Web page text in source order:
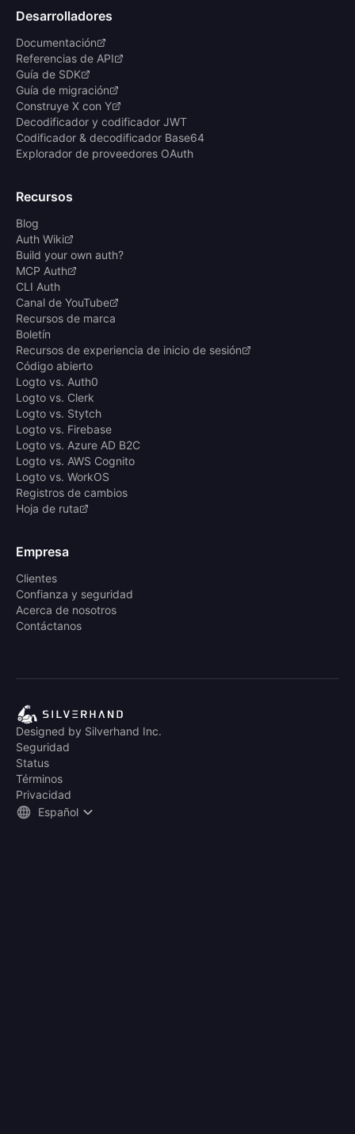
Desarrolladores
Documentación
Referencias de API
Guía de SDK
Guía de migración
Construye X con Y
Decodificador y codificador JWT
Codificador & decodificador Base64
Explorador de proveedores OAuth
Recursos
Blog
Auth Wiki
Build your own auth?
MCP Auth
CLI Auth
Canal de YouTube
Recursos de marca
Boletín
Recursos de experiencia de inicio de sesión
Código abierto
Logto vs. Auth0
Logto vs. Clerk
Logto vs. Stytch
Logto vs. Firebase
Logto vs. Azure AD B2C
Logto vs. AWS Cognito
Logto vs. WorkOS
Registros de cambios
Hoja de ruta
Empresa
Clientes
Confianza y seguridad
Acerca de nosotros
Contáctanos
Designed by Silverhand Inc.
Seguridad
Status
Términos
Privacidad
Español